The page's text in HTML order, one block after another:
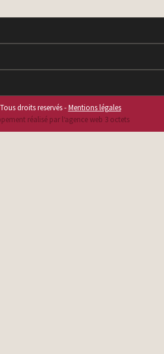
droits reservés -Mentions légales
réalisé par l‘agence web 3 octets